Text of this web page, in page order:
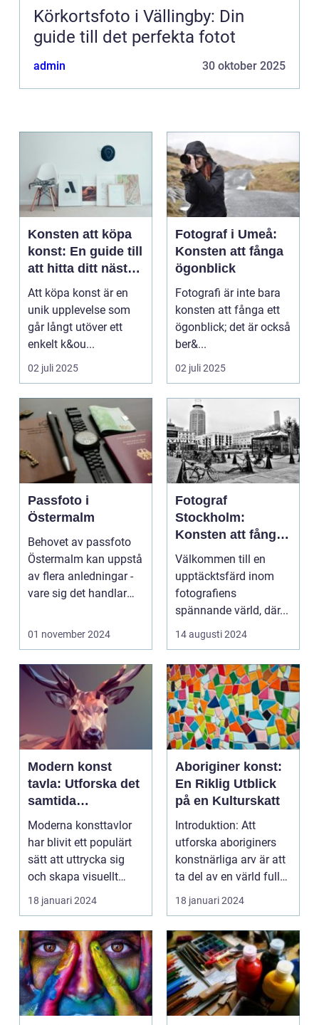
Körkortsfoto i Vällingby: Din
guide till det perfekta fotot
admin 30 oktober 2025
Konsten att köpa
konst: En guide till
att hitta ditt nästa
mästerverk
Att köpa konst är en
unik upplevelse som
går långt utöver ett
enkelt k&ou...
02 juli 2025
Fotograf i Umeå:
Konsten att fånga
ögonblick
Fotografi är inte bara
konsten att fånga ett
ögonblick; det är också
ber&...
02 juli 2025
Passfoto i
Östermalm
Behovet av passfoto
Östermalm kan uppstå
av flera anledningar -
vare sig det handlar
01 november 2024
Fotograf
Stockholm:
Konsten att fånga
ögonblicket
Välkommen till en
upptäcktsfärd inom
fotografiens
spännande värld, där...
14 augusti 2024
Modern konst
tavla: Utforska det
samtida
konstlandskapet
Moderna konsttavlor
har blivit ett populärt
sätt att uttrycka sig
och skapa visuellt
engagerande kon...
18 januari 2024
Aboriginer konst:
En Riklig Utblick
på en Kulturskatt
Introduktion: Att
utforska aboriginers
konstnärliga arv är att
ta del av en värld full
av rikedom oc...
18 januari 2024